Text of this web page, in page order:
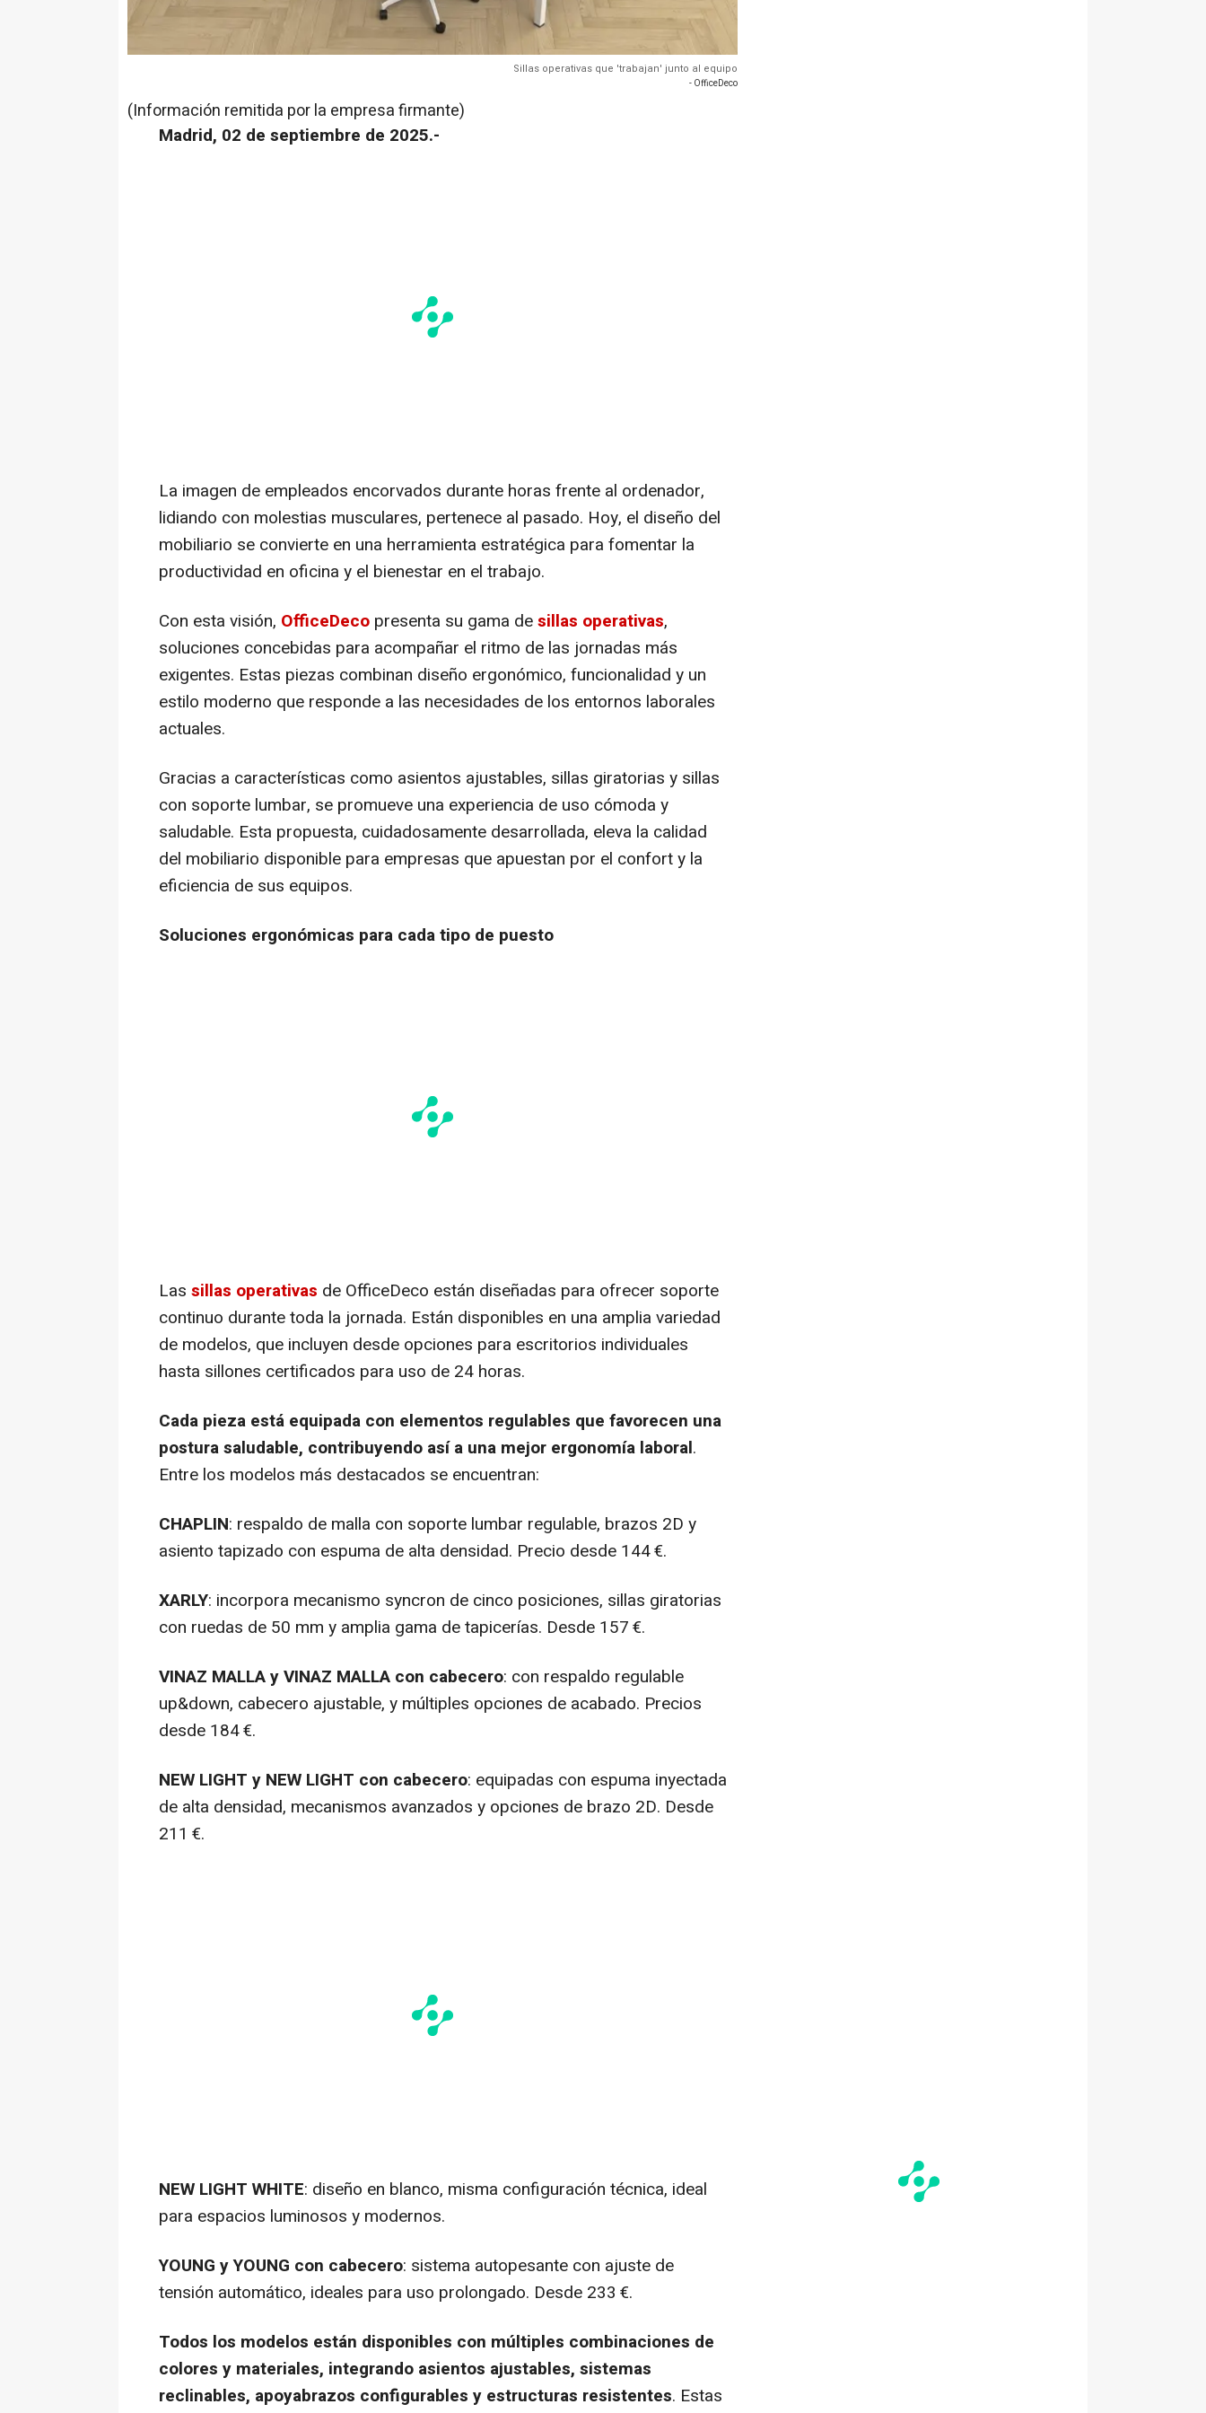
Sillas operativas que 'trabajan' junto al equipo
- OfficeDeco
(Información remitida por la empresa firmante)
Madrid, 02 de septiembre de 2025.-
La imagen de empleados encorvados durante horas frente al ordenador,
lidiando con molestias musculares, pertenece al pasado. Hoy, el diseño del
mobiliario se convierte en una herramienta estratégica para fomentar la
productividad en oficina y el bienestar en el trabajo.
Con esta visión, OfficeDeco presenta su gama desillas operativas,
soluciones concebidas para acompañar el ritmo de las jornadas más
exigentes. Estas piezas combinan diseño ergonómico, funcionalidad y un
estilo moderno que responde a las necesidades de los entornos laborales
actuales.
Gracias a características como asientos ajustables, sillas giratorias y sillas
con soporte lumbar, se promueve una experiencia de uso cómoda y
saludable. Esta propuesta, cuidadosamente desarrollada, eleva la calidad
del mobiliario disponible para empresas que apuestan por el conforty la
eficiencia de sus equipos.
Soluciones ergonómicas para cada tipo de puesto
Las sillas operativas de OfficeDeco están diseñadas para ofrecer soporte
continuo durante toda la jornada. Están disponibles en una amplia variedad
de modelos, que incluyen desde opciones para escritorios individuales
hasta sillones certificados para uso de 24 horas.
Cada pieza está equipada con elementos regulables que favorecen una
postura saludable, contribuyendo así a una mejor ergonomía laboral.
Entre los modelos más destacados se encuentran:
CHAPLIN: respaldo de malla con soporte lumbar regulable, brazos 2D y
asiento tapizado con espuma de alta densidad. Precio desde 144 €.
XARLY: incorpora mecanismo syncron de cinco posiciones, sillas giratorias
con ruedas de 50 mm y amplia gama de tapicerías. Desde 157 €.
VINAZ MALLA y VINAZ MALLA con cabecero: con respaldo regulable
up&down, cabecero ajustable, y múltiples opciones de acabado. Precios
desde 184 €.
NEW LIGHT y NEW LIGHT con cabecero: equipadas con espuma inyectada
de alta densidad, mecanismos avanzados y opciones de brazo 2D. Desde
211 €.
NEW LIGHT WHITE: diseño en blanco, misma configuración técnica, ideal
para espacios luminosos y modernos.
YOUNG y YOUNG con cabecero: sistema autopesante con ajuste de
tensión automático, ideales para uso prolongado. Desde 233 €.
Todos los modelos están disponibles con múltiples combinaciones de
colores y materiales, integrando asientos ajustables, sistemas
reclinables, apoyabrazos configurables y estructuras resistentes. Estas